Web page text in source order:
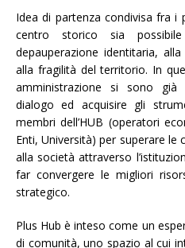
Idea di partenza condivisa fra
centro storico sia
depauperazione identitaria,
alla fragilità del territorio. In
amministrazione si sono
dialogo ed acquisire gli
membri dell’HUB (operatori
Enti, Università) per superare le
alla società attraverso
far convergere le migliori
strategico.
Plus Hub è inteso come un
di comunità, uno spazio al cui